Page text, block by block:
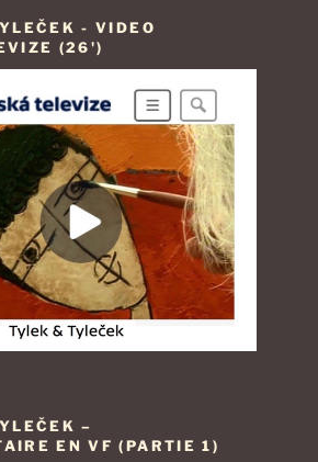
- VIDEO
(26')
–
EN VF (PARTIE 1)